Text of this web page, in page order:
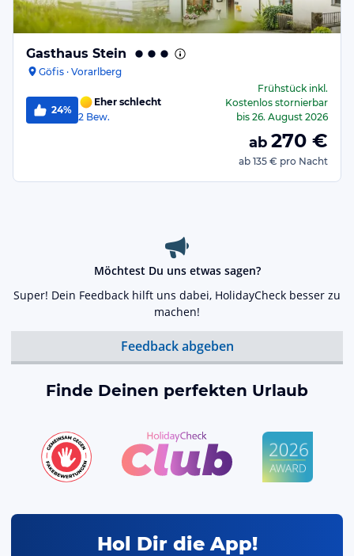
Gasthaus Stein
Göfis · Vorarlberg
24%
Eher schlecht
2 Bew.
Frühstückinkl.
Kostenlos stornierbar
bis 26. August 2026
ab 270 €
ab 135 € pro Nacht
Möchtest Du uns etwas sagen?
Super! Dein Feedback hilft uns dabei, HolidayCheck besser zu
machen!
Feedback abgeben
Finde Deinen perfekten Urlaub
Hol Dir die App!